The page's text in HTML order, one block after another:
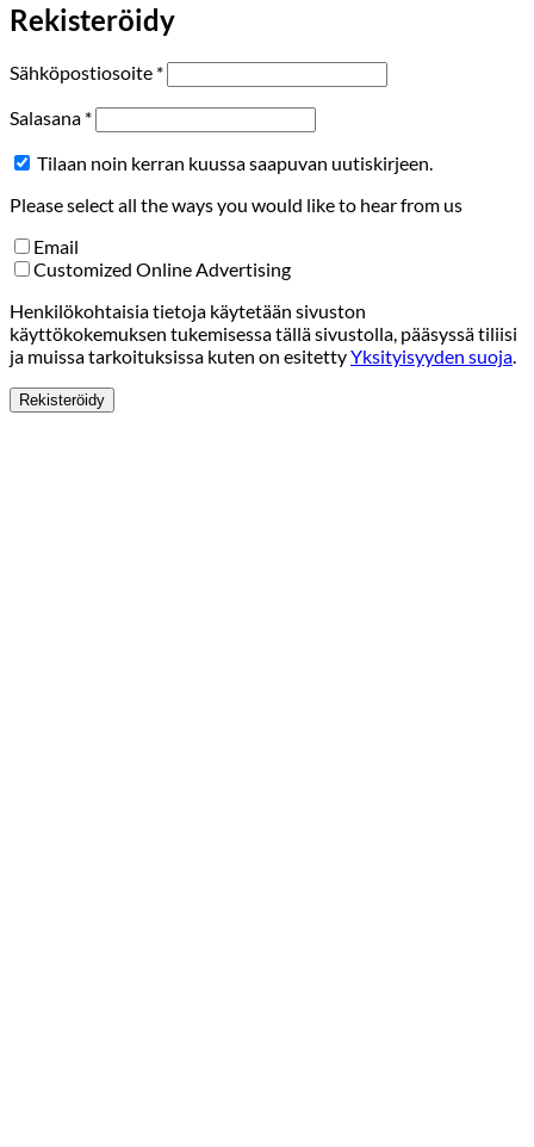
Rekisteröidy
Sähköpostiosoite *Vaaditaan
Salasana *Vaaditaan
Tilaan noin kerran kuussa saapuvan uutiskirjeen.
Please select all the ways you would like to hear from us
Email
Customized Online Advertising
Henkilökohtaisia tietoja käytetään sivuston
käyttökokemuksen tukemisessa tällä sivustolla, pääsyssä tiliisi
ja muissa tarkoituksissa kuten on esitettyYksityisyyden suoja
Rekisteröidy